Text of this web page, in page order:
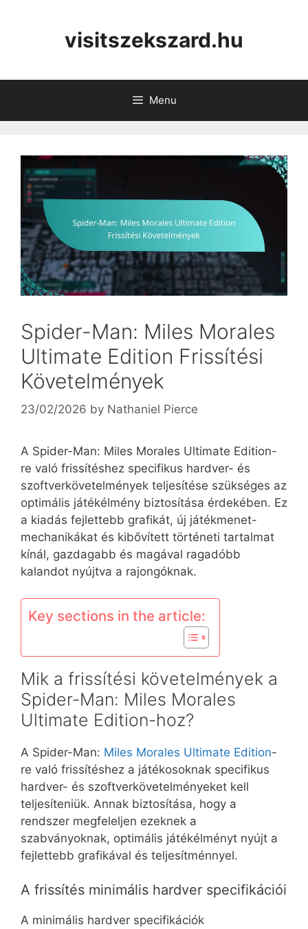
visitszekszard.hu
Menu
Spider-Man: Miles Morales
Ultimate Edition Frissítési
Követelmények
23/02/2026 by Nathaniel Pierce
A Spider-Man: Miles Morales Ultimate Edition-
re való frissítéshez specifikus hardver- és
szoftverkövetelmények teljesítése szükséges az
optimális játékélmény biztosítása érdekében. Ez
a kiadás fejlettebb grafikát, új játékmenet-
mechanikákat és kibővített történeti tartalmat
kínál, gazdagabb és magával ragadóbb
kalandot nyújtva a rajongóknak.
Key sections in the article:
Mik a frissítési követelmények a
Spider-Man: Miles Morales
Ultimate Edition-hoz?
A Spider-Man: Miles Morales Ultimate Edition-
re való frissítéshez a játékosoknak specifikus
hardver- és szoftverkövetelményeket kell
teljesíteniük. Annak biztosítása, hogy a
rendszer megfeleljen ezeknek a
szabványoknak, optimális játékélményt nyújt a
fejlettebb grafikával és teljesítménnyel.
A frissítés minimális hardver specifikációi
A minimális hardver specifikációk